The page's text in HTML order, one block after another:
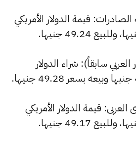
قيمة الدولار الأمريكي
سابقاً): شراء الدولار
قيمة الدولار الأمريكي